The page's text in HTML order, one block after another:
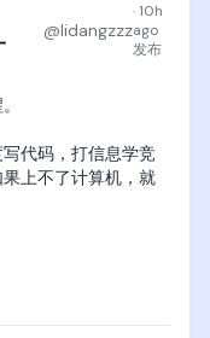
伙人们应该带着10
队赶紧融资，
该全是他们的身
的国防部应该带着1
元，5年内随时交付
算法计算机，他
万亿级别的估
简单就被我这种人
@lidangzzz
·10h
ago
发布
代码，打信息学竞
上不了计算机，就
宝宝，一定要纠正
个误区。